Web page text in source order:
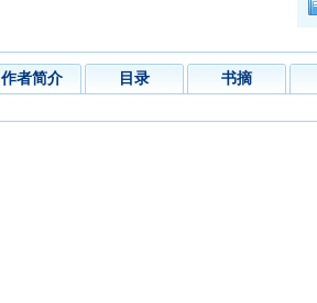
作者简介 目录 书摘